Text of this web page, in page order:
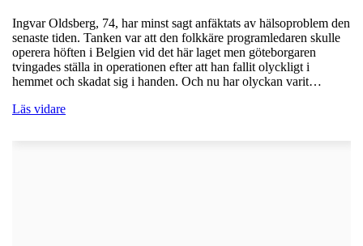
Ingvar Oldsberg, 74, har minst sagt anfäktats av hälsoproblem den
senaste tiden. Tanken var att den folkkäre programledaren skulle
operera höften i Belgien vid det här laget men göteborgaren
tvingades ställa in operationen efter att han fallit olyckligt i
hemmet och skadat sig i handen. Och nu har olyckan varit…
Läs vidare